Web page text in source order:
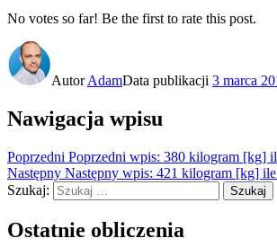
No votes so far! Be the first to rate this post.
AutorAdamData publikacji 3 marca
Nawigacja wpisu
Poprzedni Poprzedni wpis: 380 kilogram [kg]
Następny Następny wpis: 421 kilogram [kg]
Szukaj:
Szukaj
Ostatnie obliczenia